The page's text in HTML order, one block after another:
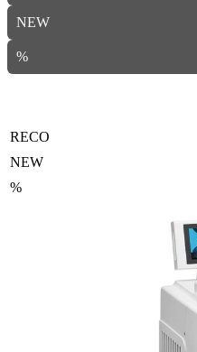
NEW
%
RECO
NEW
%